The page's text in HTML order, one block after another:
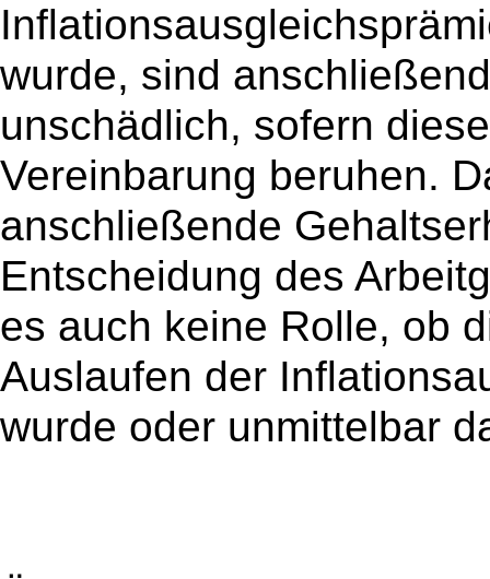
wurde, sind
unschädlich, sofern
Vereinbarung beruhen.
anschließende
Entscheidung des
es auch keine Rolle, ob
Auslaufen der
wurde oder unmittelbar